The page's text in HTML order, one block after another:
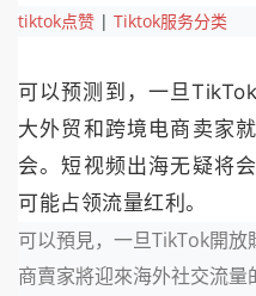
tiktok点赞 | Tiktok服务分类
可以预测到，一旦
大外贸和跨境电商卖家
会。短视频出海无疑将
可能占领流量红利。
可以預見，一旦TikTok開
商賣家將迎來海外社交流